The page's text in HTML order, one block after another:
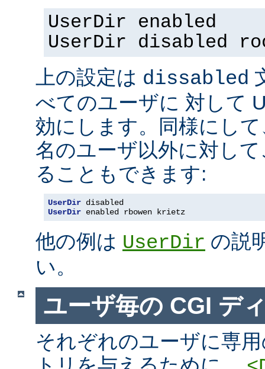
UserDir enabled
UserDir disabled
上の設定は dissabled
べてのユーザに 対して
効にします。同様にし
名のユーザ以外に対し
ることもできます:
UserDir disabled
UserDir enabled rbowen krietz
他の例は UserDir の説
い。
ユーザ毎の CGI デ
それぞれのユーザに専